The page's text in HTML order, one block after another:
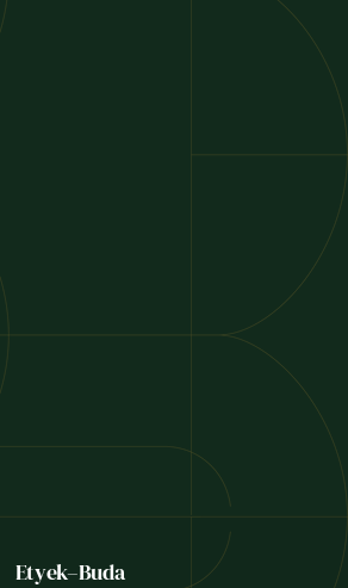
Etyek–Buda